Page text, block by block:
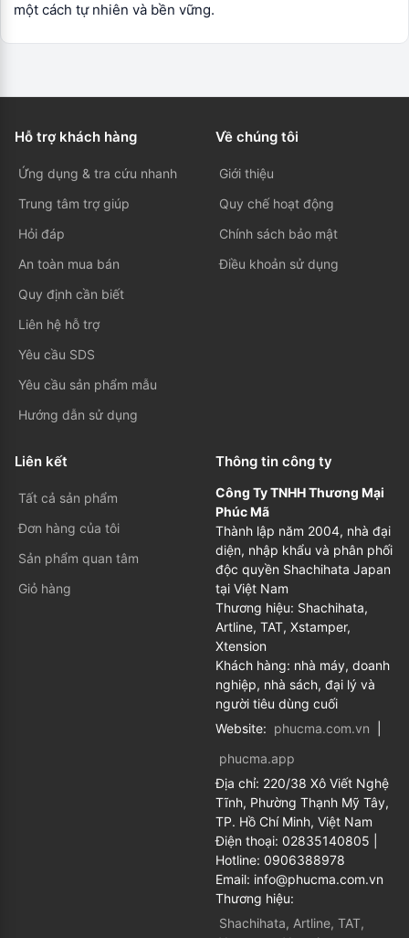
một cách tự nhiên và bền vững.
Hỗ trợ khách hàng
Ứng dụng & tra cứu nhanh
Trung tâm trợ giúp
Hỏi đáp
An toàn mua bán
Quy định cần biết
Liên hệ hỗ trợ
Yêu cầu SDS
Yêu cầu sản phẩm mẫu
Hướng dẫn sử dụng
Về chúng tôi
Giới thiệu
Quy chế hoạt động
Chính sách bảo mật
Điều khoản sử dụng
Liên kết
Tất cả sản phẩm
Đơn hàng của tôi
Sản phẩm quan tâm
Giỏ hàng
Thông tin công ty
Công Ty TNHH Thương Mại
Phúc Mã
Thành lập năm 2004, nhà đại
diện, nhập khẩu và phân phối
độc quyền Shachihata Japan
tại Việt Nam
Thương hiệu: Shachihata,
Artline, TAT, Xstamper,
Xtension
Khách hàng: nhà máy, doanh
nghiệp, nhà sách, đại lý và
người tiêu dùng cuối
Website: phucma.com.vn
phucma.app
Địa chỉ: 220/38 Xô Viết Nghệ
Tĩnh, Phường Thạnh Mỹ Tây,
TP. Hồ Chí Minh, Việt Nam
Điện thoại: 02835140805
Hotline: 0906388978
Email: info@phucma.com.vn
Thương hiệu:
Shachihata, Artline, TAT,